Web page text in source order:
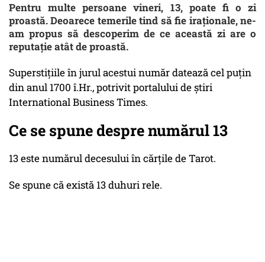
Pentru multe persoane vineri, 13, poate fi o zi
proastă. Deoarece temerile tind să fie iraționale, ne-
am propus să descoperim de ce această zi are o
reputație atât de proastă.
Superstițiile în jurul acestui număr datează cel puțin
din anul 1700 î.Hr., potrivit portalului de știri
International Business Times.
Ce se spune despre numărul 13
13 este numărul decesului în cărţile de Tarot.
Se spune că există 13 duhuri rele.